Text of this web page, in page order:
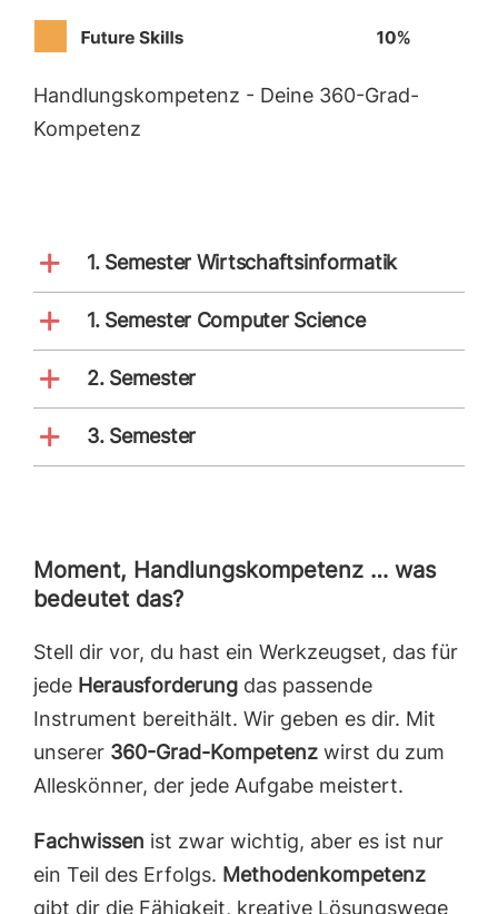
Handlungskompetenz - Deine 360-Grad-
Kompetenz
1. Semester Wirtschaftsinformatik
1. Semester Computer Science
2. Semester
3. Semester
Moment, Handlungskompetenz … was
bedeutet das?
Stell dir vor, du hast ein Werkzeugset, das für
jede Herausforderungdas passende
Instrument bereithält. Wir geben es dir. Mit
unserer 360-Grad-Kompetenzwirst du zum
Alleskönner, der jede Aufgabe meistert.
Fachwissen ist zwar wichtig, aber es ist nur
ein Teil des Erfolgs. Methodenkompetenz
gibt dir die Fähigkeit, kreative Lösungswege